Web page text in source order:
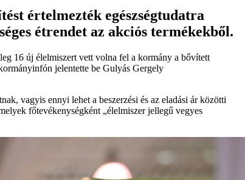
értelmezték egészségtudatra
étrendet az akciós termékekből.
16 új élelmiszert vett volna fel a kormány a bővített
jelentette be Gulyás Gergely
vagyis ennyi lehet a beszerzési és az eladási ár közötti
főtevékenységként „élelmiszer jellegű vegyes